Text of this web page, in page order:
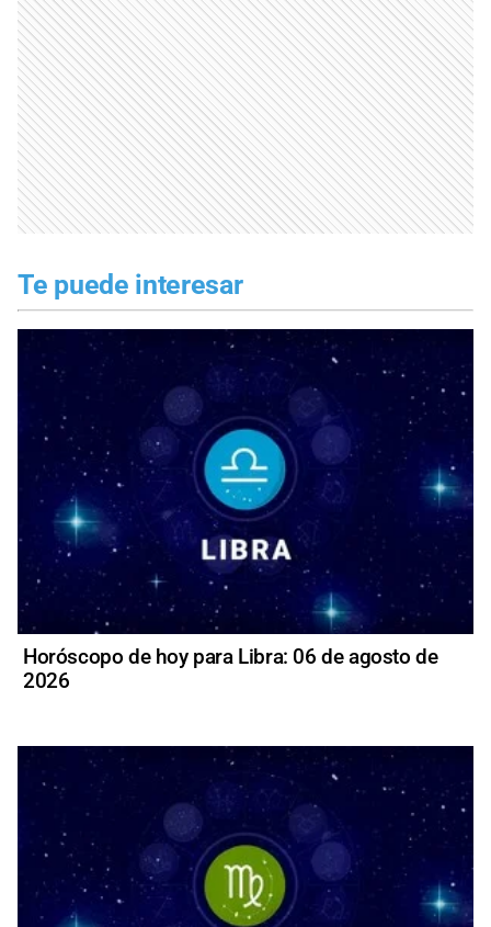
Te puede interesar
Horóscopo de hoy para Libra: 06 de agosto de
2026